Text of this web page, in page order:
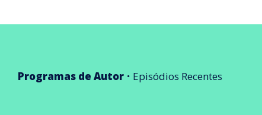
Programas de Autor Episódios Recentes